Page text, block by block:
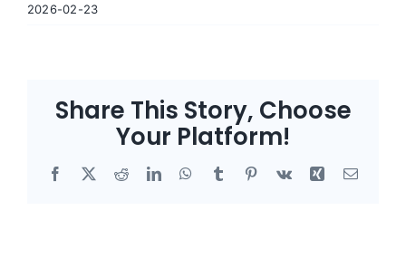
2026-02-23
Share This Story, Choose
Your Platform!
Facebook
X RedditLinkedInWhatsApp
Tumblr Pinterest
Vk Xing Email